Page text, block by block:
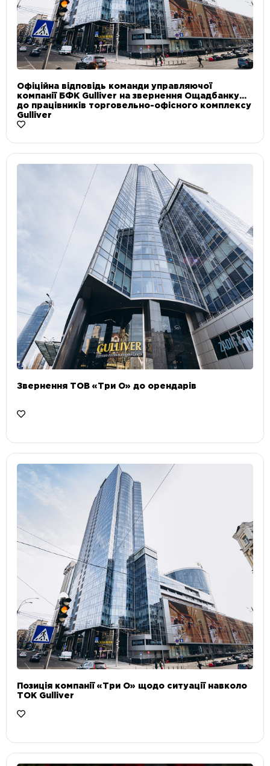
Офіційна відповідь команди управляючої
компанії БФК Gulliver на звернення Ощадбанку
до працівників торговельно-офісного комплексу
Gulliver
Звернення ТОВ «Три О» до орендарів
Позиція компанії «Три О» щодо ситуації навколо
ТОК Gulliver